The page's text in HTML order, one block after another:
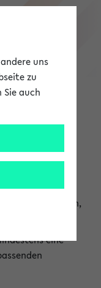
heraussuchen,
eine
uns
zu
auch